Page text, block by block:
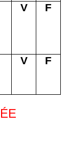
V F
V F
ÉE